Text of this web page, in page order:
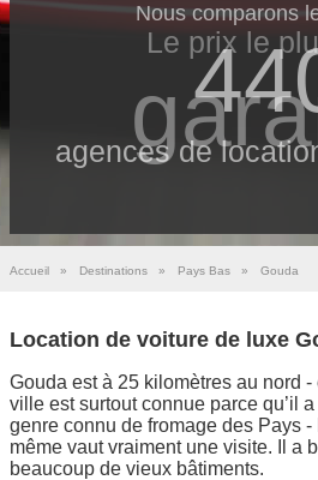
Nous comparons
agences de
Le prix le​
Accueil » Destinations » Pays Bas » Gouda
Location de voiture de luxe
Gouda est à 25 kilomètres au nord
ville est surtout connue parce qu’il
genre connu de fromage des Pays
même vaut vraiment une visite. Il a
beaucoup de vieux bâtiments.